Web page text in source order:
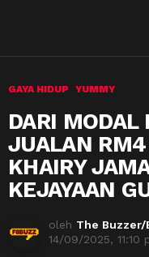
GAYA HIDUP YUMMY
DARI
JUALAN
KHAIRY
KEJAYAAN
oleh The
14/09/2025, 11:10